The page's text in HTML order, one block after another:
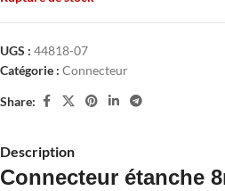
UGS : 44818-07
Catégorie : Connecteur
Share:
Description
Connecteur étanche